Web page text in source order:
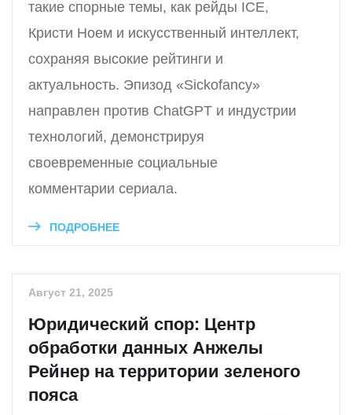
такие спорные темы, как рейды ICE,
Кристи Ноем и искусственный интеллект,
сохраняя высокие рейтинги и
актуальность. Эпизод «Sickofancy»
направлен против ChatGPT и индустрии
технологий, демонстрируя
своевременные социальные
комментарии сериала.
ПОДРОБНЕЕ
Август 21, 2025
Юридический спор: Центр
обработки данных Анжелы
Рейнер на территории зеленого
пояса